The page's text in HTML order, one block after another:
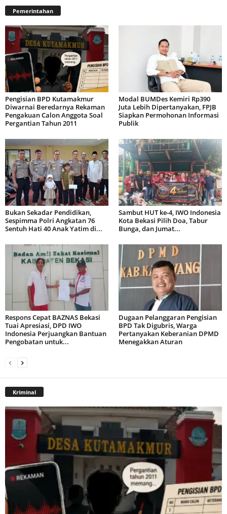
Pemerintahan
Pengisian BPD Kutamakmur
Diwarnai Beredarnya Rekaman
Pengakuan Calon Anggota Soal
Pergantian Tahun 2011
Modal BUMDes Kemiri Rp390
Juta Lebih Dipertanyakan, FPJB
Siapkan Permohonan Informasi
Publik
Bukan Sekadar Pendidikan,
Sespimma Polri Angkatan 76
Sentuh Hati 40 Anak Yatim di...
Sambut HUT ke-4, IWO Indonesia
Kota Bekasi Pilih Doa, Tabur
Bunga, dan Jumat...
Respons Cepat BAZNAS Bekasi
Tuai Apresiasi, DPD IWO
Indonesia Perjuangkan Bantuan
Pengobatan untuk...
Dugaan Pelanggaran Pengisian
BPD Tak Digubris, Warga
Pertanyakan Keberanian DPMD
Menegakkan Aturan
Kriminal